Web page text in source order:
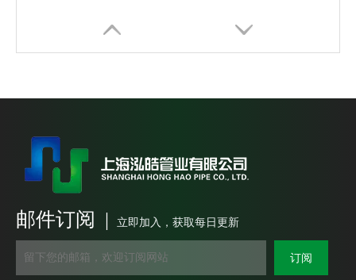
邮件订阅 | 立即加入，获取每日更新
订阅